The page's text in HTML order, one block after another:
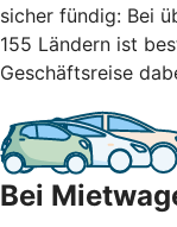
sicher fündig: Bei
155 Ländern ist
Geschäftsreise
Bei